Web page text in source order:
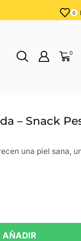
0
0
– Snack
una piel sana,
AÑADIR